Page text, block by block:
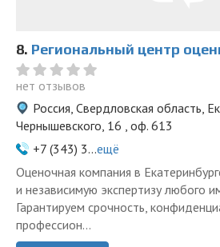
8. Региональный центр
нет отзывов
Россия, Свердловская область,
Чернышевского, 16 , оф. 613
+7 (343) 3...ещё
Оценочная компания в
и независимую экспертизу любого
Гарантируем срочность,
профессион...